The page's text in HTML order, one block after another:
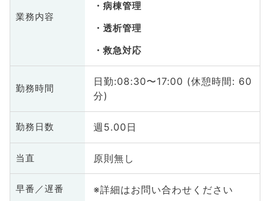
業務内容
病棟管理
透析管理
救急対応
勤務時間
日勤:08:30〜17:00 (休憩時間: 60
分)
勤務日数 週5.00日
当直 原則無し
早番／遅番 ※詳細はお問い合わせください